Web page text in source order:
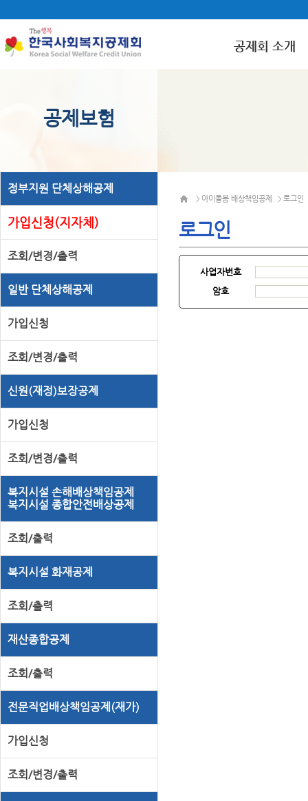
공제회 소개
공제보험
정부지원 단체상해공제
가입신청(지자체)
조회/변경/출력
일반 단체상해공제
가입신청
조회/변경/출력
신원(재정)보장공제
가입신청
조회/변경/출력
복지시설 손해배상책임공제
복지시설 종합안전배상공제
조회/출력
복지시설 화재공제
조회/출력
재산종합공제
조회/출력
전문직업배상책임공제(재가)
가입신청
조회/변경/출력
> 아이돌봄 배상책임공제 > 로그인
로그인
사업자번호
암호